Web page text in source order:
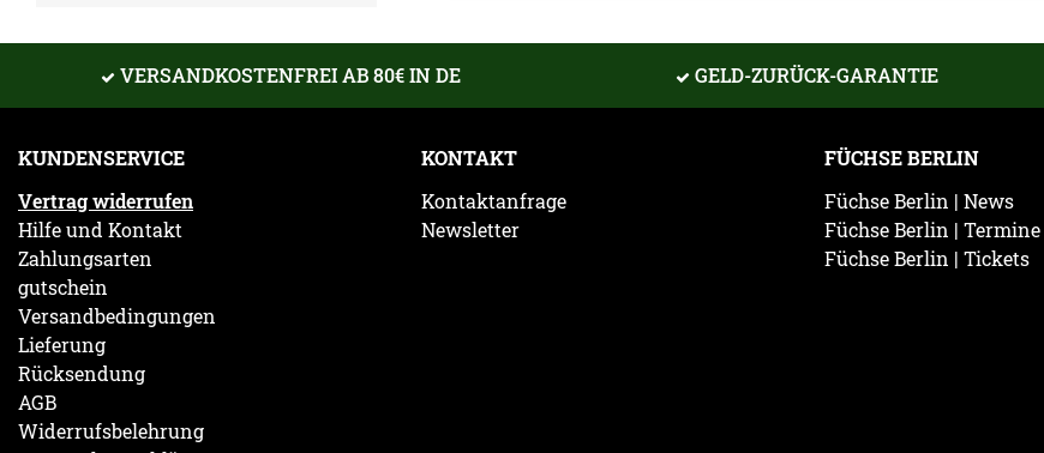
VERSANDKOSTENFREI AB 80€ IN DE GELD-ZURÜCK-GARANTIE
KUNDENSERVICE
Vertrag widerrufen
Hilfe und Kontakt
Zahlungsarten
gutschein
Versandbedingungen
Lieferung
Rücksendung
AGB
Widerrufsbelehrung
KONTAKT
Kontaktanfrage
Newsletter
FÜCHSE BERLIN
Füchse Berlin | News
Füchse Berlin | Termine
Füchse Berlin | Tickets